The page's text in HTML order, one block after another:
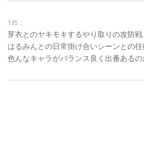
135：
芽衣とのヤキモキするやり取りの攻防戦
はるみんとの日常掛け合いシーンとの
色んなキャラがバランス良く出番ある